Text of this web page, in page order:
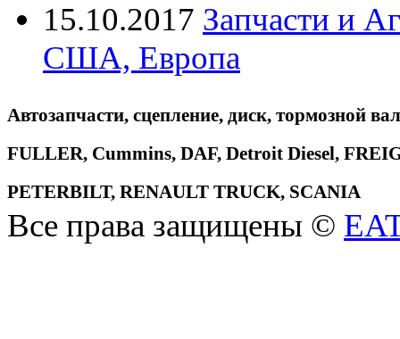
15.10.2017 Запчасти и
США, Европа
Автозапчасти, сцепление, диск, тормозной
FULLER, Cummins, DAF, Detroit Diesel,
PETERBILT, RENAULT TRUCK, SCANIA
Все права защищены ©